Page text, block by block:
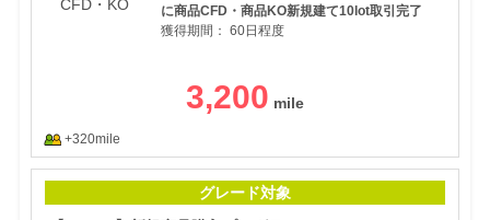
に商品CFD・商品KO新規建て10lot取引完了
獲得期間： 60日程度
3,200
+320mile
グレード対象